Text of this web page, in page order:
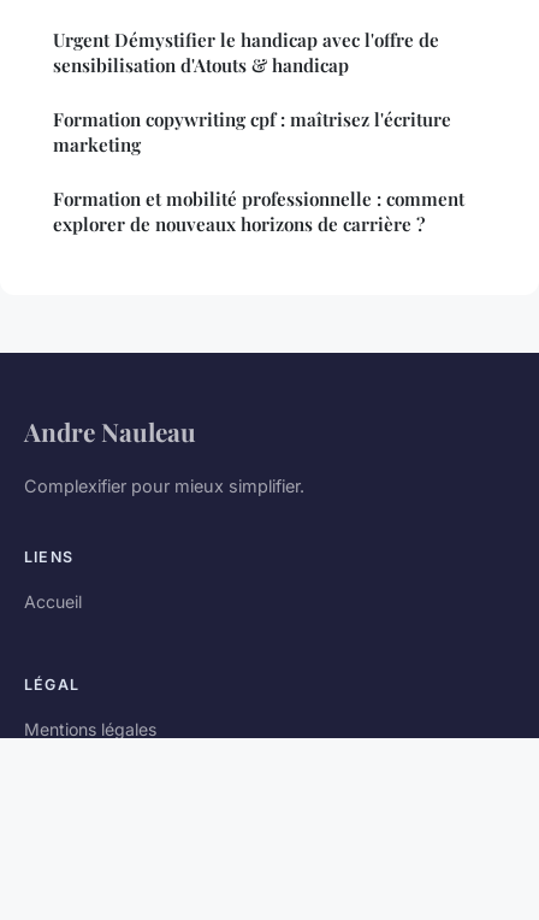
Urgent Démystifier le handicap avec l'offre de
sensibilisation d'Atouts & handicap
Formation copywriting cpf : maîtrisez l'écriture
marketing
Formation et mobilité professionnelle : comment
explorer de nouveaux horizons de carrière ?
Andre Nauleau
Complexifier pour mieux simplifier.
LIENS
Accueil
LÉGAL
Mentions légales